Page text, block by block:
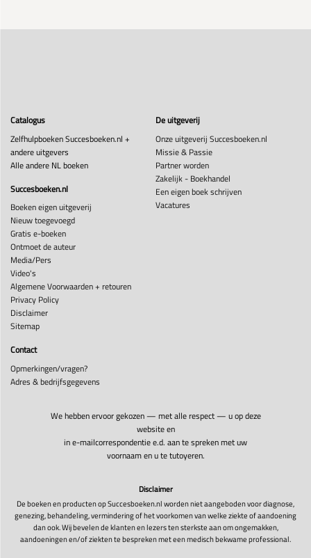
Catalogus
Zelfhulpboeken Succesboeken.nl +
andere uitgevers
Alle andere NL boeken
Succesboeken.nl
Boeken eigen uitgeverij
Nieuw toegevoegd
Gratis e-boeken
Ontmoet de auteur
Media/Pers
Video's
Algemene Voorwaarden + retouren
Privacy Policy
Disclaimer
Sitemap
De uitgeverij
Onze uitgeverij Succesboeken.nl
Missie & Passie
Partner worden
Zakelijk - Boekhandel
Een eigen boek schrijven
Vacatures
Contact
Opmerkingen/vragen?
Adres & bedrijfsgegevens
We hebben ervoor gekozen — met alle respect — u op deze
website en
in e-mailcorrespondentie e.d. aan te spreken met uw
voornaam en u te tutoyeren.
Disclaimer
De boeken en producten op Succesboeken.nl worden niet aangeboden voor diagnose,
genezing, behandeling, vermindering of het voorkomen van welke ziekte of aandoening
dan ook. Wij bevelen de klanten en lezers ten sterkste aan om ongemakken,
aandoeningen en/of ziekten te bespreken met een medisch bekwame professional.